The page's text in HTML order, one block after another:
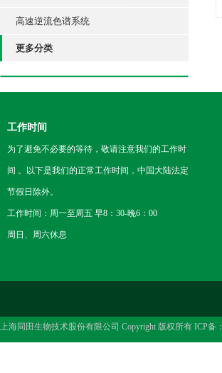
高速逆流色谱系统
更多分类
工作时间
为了避免不必要的等待，敬请注意我们的工作时
间 。以下是我们的正常工作时间，中国大陆法定
节假日除外。
工作时间：周一至周五 早8：30-晚6：00
周日、周六休息
上海同田生物技术股份有限公司 Copyright 版权所有 ICP备：